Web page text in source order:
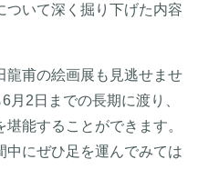
ついて深く掘り下げた内容
龍甫の絵画展も見逃せませ
月2日までの長期に渡り、
能することができます。
中にぜひ足を運んでみては